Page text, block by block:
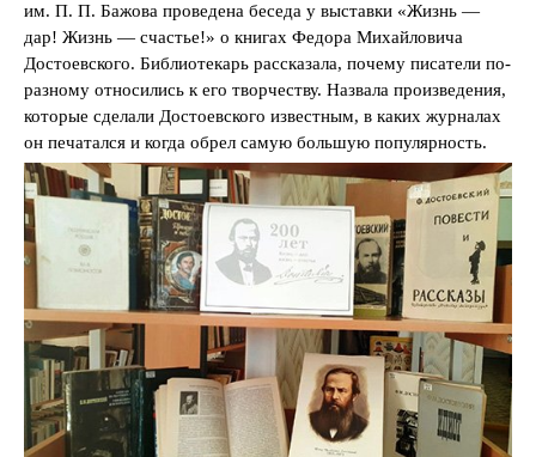
им. П. П. Бажова проведена беседа у выставки «Жизнь —
дар! Жизнь — счастье!» о книгах Федора Михайловича
Достоевского. Библиотекарь рассказала, почему писатели по-
разному относились к его творчеству. Назвала произведения,
которые сделали Достоевского известным, в каких журналах
он печатался и когда обрел самую большую популярность.